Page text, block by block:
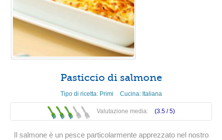
Pasticcio di salmone
Tipo di ricetta: Primi Cucina: Italiana
Valutazione media: (3.5 /5)
Il salmone è un pesce particolarmente apprezzato nel nostro